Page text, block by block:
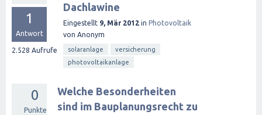
1
Antwort
2.528 Aufrufe
Dachlawine
Eingestellt 9, Mär 2012 in Photovoltaik
von Anonym
solaranlage
versicherung
photovoltaikanlage
0
Punkte
Welche Besonderheiten
sind im Bauplanungsrecht zu